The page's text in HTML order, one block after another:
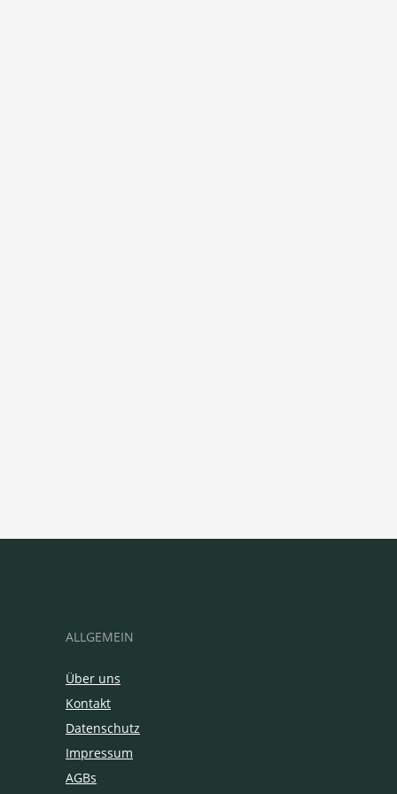
ALLGEMEIN
Über uns
Kontakt
Datenschutz
Impressum
AGBs